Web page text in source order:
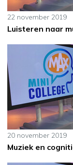
22 november 2019
Luisteren naar
20 november 2019
Muziek en